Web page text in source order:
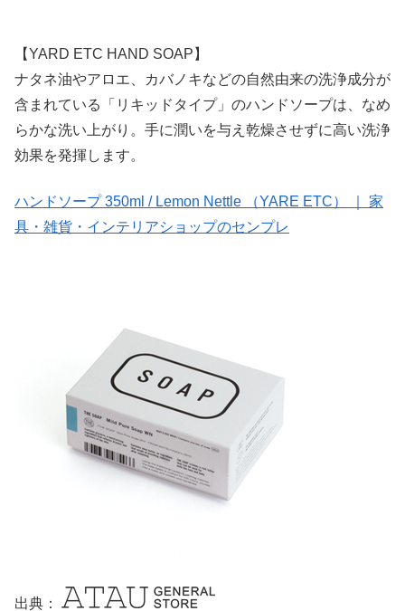
【YARD ETC HAND SOAP】
ナタネ油やアロエ、カバノキなどの自然由来の洗浄成分が
含まれている「リキッドタイプ」のハンドソープは、なめ
らかな洗い上がり。手に潤いを与え乾燥させずに高い洗浄
効果を発揮します。
ハンドソープ 350ml / Lemon Nettle （YARE ETC） ｜ 家
具・雑貨・インテリアショップのセンプレ
出典：